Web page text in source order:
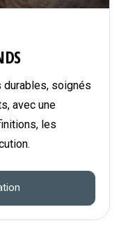
soignés
avec une
les